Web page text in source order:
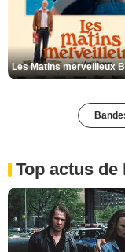
Top actus de